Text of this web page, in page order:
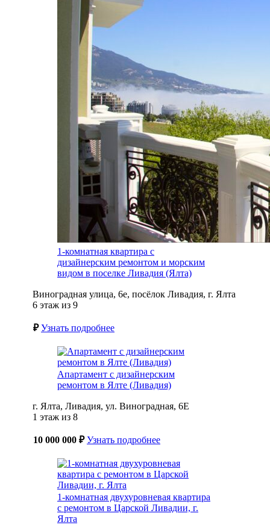
1-комнатная квартира с
дизайнерским ремонтом и морским
видом в поселке Ливадия (Ялта)
Виноградная улица, 6е, посёлок Ливадия, г. Ялта
6 этаж из 9
₽ Узнать подробнее
Апартамент с дизайнерским
ремонтом в Ялте (Ливадия)
г. Ялта, Ливадия, ул. Виноградная, 6Е
1 этаж из 8
10 000 000 ₽ Узнать подробнее
1-комнатная двухуровневая квартира
с ремонтом в Царской Ливадии, г.
Ялта